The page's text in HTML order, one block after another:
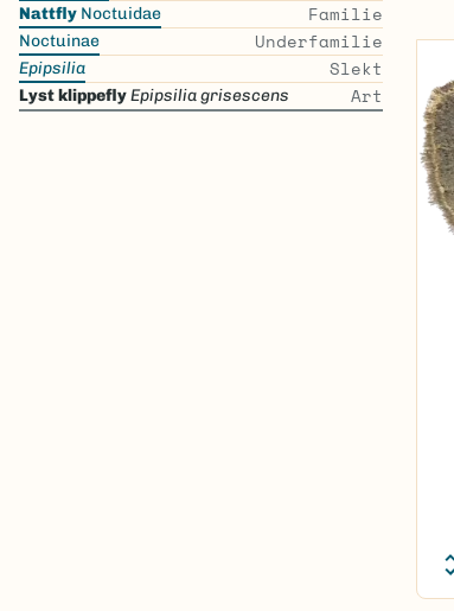
Nattfly Noctuidae Familie
Noctuinae Underfamilie
Epipsilia Slekt
Lyst klippeflyEpipsilia grisescens Art